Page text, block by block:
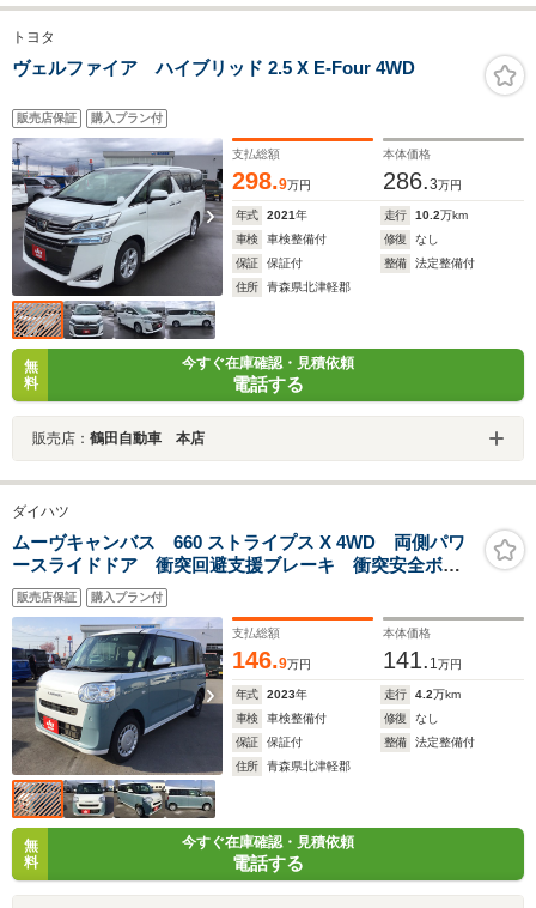
トヨタ
ヴェルファイア ハイブリッド 2.5 X E-Four 4WD
販売店保証 購入プラン付
支払総額
298.9万円
本体価格
286.3万円
年式 2021年 走行 10.2万km
車検
車検整備付 修復
なし
保証
保証付 整備
法定整備付
住所
青森県北津軽郡
無
料
今すぐ在庫確認・見積依頼
電話する
販売店： 鶴田自動車 本店
ダイハツ
ムーヴキャンバス 660 ストライプス X 4WD 両側パワ
ースライドドア 衝突回避支援ブレーキ 衝突安全ボデ
ィ Bluetooth対応フルセグナビ バックカメラ オート
ライト コーナーセンサー スマートキー プッシュス
タート オートエラコン
販売店保証 購入プラン付
支払総額
146.9万円
本体価格
141. 1万円
年式 2023年 走行 4.2万km
車検
車検整備付 修復
なし
保証
保証付 整備
法定整備付
住所
青森県北津軽郡
無
料
今すぐ在庫確認・見積依頼
電話する